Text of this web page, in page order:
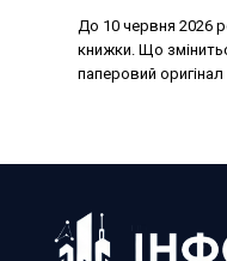
До 10 червня 2026
книжки. Що
паперовий